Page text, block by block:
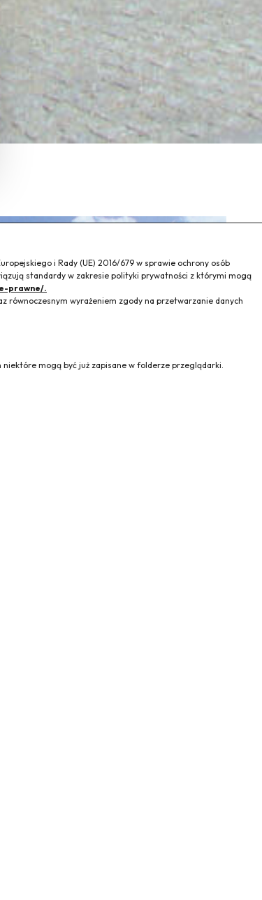
i Rady (UE) 2016/679 w sprawie ochrony osób
standardy w zakresie polityki prywatności z którymi mogą
prawne/.
równoczesnym wyrażeniem zgody na przetwarzanie danych
mogą być już zapisane w folderze przeglądarki.